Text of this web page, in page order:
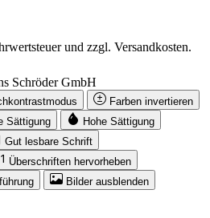
und zzgl. Versandkosten.
Schröder GmbH
Farben invertieren
Sättigung
Hohe Sättigung
Gut lesbare Schrift
Überschriften hervorheben
Bilder ausblenden